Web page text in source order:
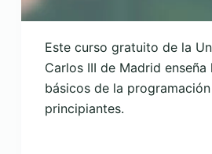
Este curso gratuito de la
Carlos III de Madrid
básicos de la
principiantes.